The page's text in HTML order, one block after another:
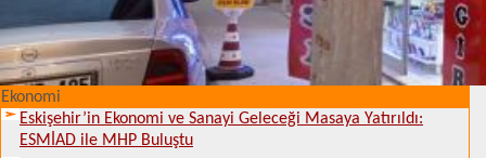
Ekonomi
Eskişehir’in Ekonomi ve Sanayi Geleceği Masaya Yatırıldı:
ESMİAD ile MHP Buluştu